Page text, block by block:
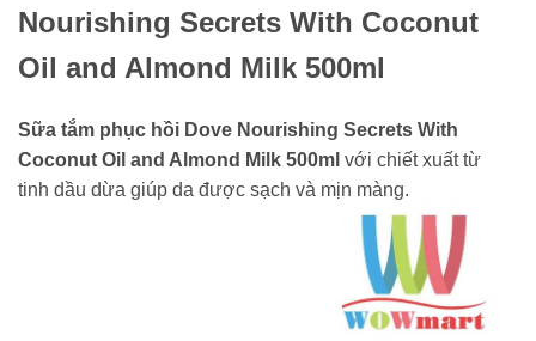
Nourishing Secrets With Coconut
Oil and Almond Milk 500ml
Sữa tắm phục hồi Dove Nourishing Secrets With
Coconut Oil and Almond Milk 500ml với chiết xuất từ
tinh dầu dừa giúp da được sạch và mịn màng.